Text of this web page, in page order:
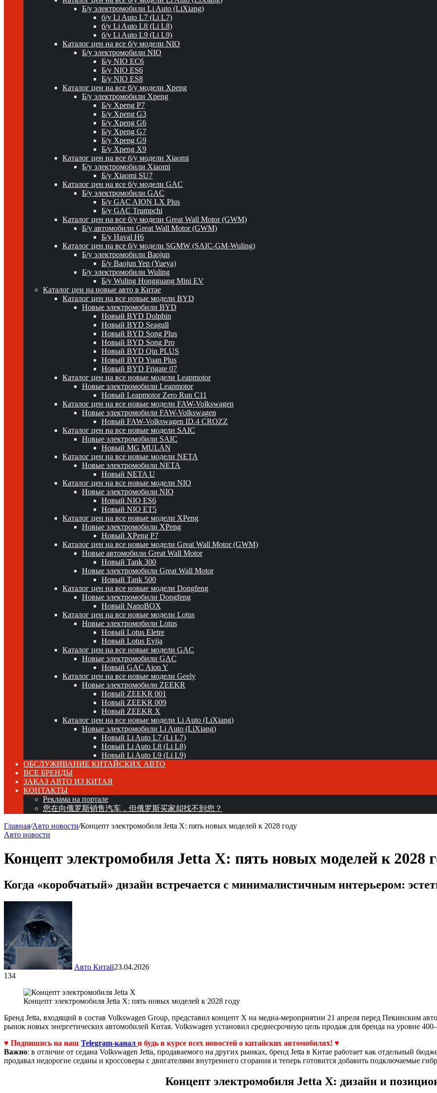
Б/у электромобили Li Auto (LiXiang)
б/у Li Auto L7 (Li L7)
б/у Li Auto L8 (Li L8)
б/у Li Auto L9 (Li L9)
Каталог цен на все б/у модели NIO
Б/у электромобили NIO
Б/у NIO EC6
Б/у NIO ES6
Б/у NIO ES8
Каталог цен на все б/у модели Xpeng
Б/у электромобили Xpeng
Б/у Xpeng P7
Б/у Xpeng G3
Б/у Xpeng G6
Б/у Xpeng G7
Б/у Xpeng G9
Б/у Xpeng X9
Каталог цен на все б/у модели Xiaomi
Б/у электромобили Xiaomi
Б/у Xiaomi SU7
Каталог цен на все б/у модели GAC
Б/у электромобили GAC
Б/у GAC AION LX Plus
Б/у GAC Trumpchi
Каталог цен на все б/у модели Great Wall Motor (GWM)
Б/у автомобили Great Wall Motor (GWM)
Б/у Haval H6
Каталог цен на все б/у модели SGMW (SAIC-GM-Wuling)
Б/у электромобили Baojun
Б/у Baojun Yep (Yueya)
Б/у электромобили Wuling
Б/у Wuling Hongguang Mini EV
Каталог цен на новые авто в Китае
Каталог цен на все новые модели BYD
Новые электромобили BYD
Новый BYD Dolphin
Новый BYD Seagull
Новый BYD Song Plus
Новый BYD Song Pro
Новый BYD Qin PLUS
Новый BYD Yuan Plus
Новый BYD Frigate 07
Каталог цен на все новые модели Leapmotor
Новые электромобили Leapmotor
Новый Leapmotor Zero Run C11
Каталог цен на все новые модели FAW-Volkswagen
Новые электромобили FAW-Volkswagen
Новый FAW-Volkswagen ID.4 CROZZ
Каталог цен на все новые модели SAIC
Новые электромобили SAIC
Новый MG MULAN
Каталог цен на все новые модели NETA
Новые электромобили NETA
Новый NETA U
Каталог цен на все новые модели NIO
Новые электромобили NIO
Новый NIO ES6
Новый NIO ET5
Каталог цен на все новые модели XPeng
Новые электромобили XPeng
Новый XPeng P7
Каталог цен на все новые модели Great Wall Motor (GWM)
Новые автомобили Great Wall Motor
Новый Tank 300
Новые электромобили Great Wall Motor
Новый Tank 500
Каталог цен на все новые модели Dongfeng
Новые электромобили Dongfeng
Новый NanoBOX
Каталог цен на все новые модели Lotus
Новые электромобили Lotus
Новый Lotus Eletre
Новый Lotus Evija
Каталог цен на все новые модели GAC
Новые электромобили GAC
Новый GAC Aion Y
Каталог цен на все новые модели Geely
Новые электромобили ZEEKR
Новый ZEEKR 001
Новый ZEEKR 009
Новый ZEEKR X
Каталог цен на все новые модели Li Auto (LiXiang)
Новые электромобили Li Auto (LiXiang)
Новый Li Auto L7 (Li L7)
Новый Li Auto L8 (Li L8)
Новый Li Auto L9 (Li L9)
ОБСЛУЖИВАНИЕ КИТАЙСКИХ АВТО
ВСЕ БРЕНДЫ
ЗАКАЗ АВТО ИЗ КИТАЯ
КОНТАКТЫ
Реклама на портале
您在向俄罗斯销售汽车，但俄罗斯买家却找不到您？
Главная/Авто новости/Концепт электромобиля Jetta X: пять новых моделей к 2028 году
Авто новости
Концепт электромобиля Jetta X: пять новых моделей к 2028
Когда «коробчатый» дизайн встречается с минималистичным интерьером:
Авто Китай23.04.2026
134
Концепт электромобиля Jetta X: пять новых моделей к 2028 году
Бренд Jetta, входящий в состав Volkswagen Group, представил концепт X на медиа-мероприятии 21 апреля перед Пекинским
рынок новых энергетических автомобилей Китая. Volkswagen установил среднесрочную цель продаж для бренда на уровне
♥ Подпишись на наш Telegram-канал и будь в курсе всех новостей о китайских автомобилях! ♥
Важно: в отличие от седана Volkswagen Jetta, продаваемого на других рынках, бренд Jetta в Китае работает как отдельный
продавал недорогие седаны и кроссоверы с двигателями внутреннего сгорания и теперь готовится добавить подключаемые
Концепт электромобиля Jetta X: дизайн и